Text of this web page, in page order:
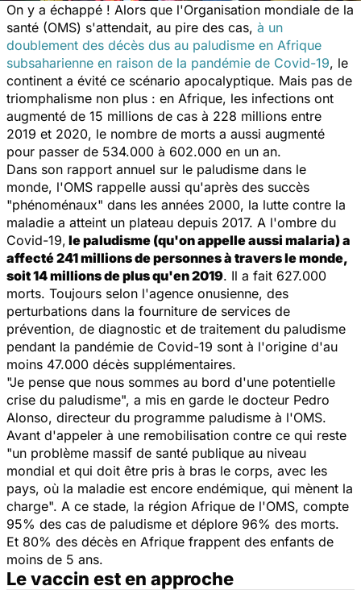
On y a échappé ! Alors que l'Organisation mondiale de la
santé (OMS) s'attendait, au pire des cas, à un
doublement des décès dus au paludisme en Afrique
subsaharienne en raison de la pandémie de Covid-19, le
continent a évité ce scénario apocalyptique. Mais pas de
triomphalisme non plus : en Afrique, les infections ont
augmenté de 15 millions de cas à 228 millions entre
2019 et 2020, le nombre de morts a aussi augmenté
pour passer de 534.000 à 602.000 en un an.
Dans son rapport annuel sur le paludisme dans le
monde, l'OMS rappelle aussi qu'après des succès
"phénoménaux" dans les années 2000, la lutte contre la
maladie a atteint un plateau depuis 2017. A l'ombre du
Covid-19, le paludisme (qu'on appelle aussi malaria) a
affecté 241 millions de personnes à travers le monde,
soit 14 millions de plus qu'en 2019. Il a fait 627.000
morts. Toujours selon l'agence onusienne, des
perturbations dans la fourniture de services de
prévention, de diagnostic et de traitement du paludisme
pendant la pandémie de Covid-19 sont à l'origine d'au
moins 47.000 décès supplémentaires.
"Je pense que nous sommes au bord d'une potentielle
crise du paludisme", a mis en garde le docteur Pedro
Alonso, directeur du programme paludisme à l'OMS.
Avant d'appeler à une remobilisation contre ce qui reste
"un problème massif de santé publique au niveau
mondial et qui doit être pris à bras le corps, avec les
pays, où la maladie est encore endémique, qui mènent la
charge". A ce stade, la région Afrique de l'OMS, compte
95% des cas de paludisme et déplore 96% des morts.
Et 80% des décès en Afrique frappent des enfants de
moins de 5 ans.
Le vaccin est en approche